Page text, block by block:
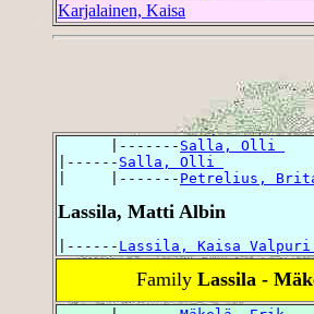
Karjalainen, Kaisa
      |-------
Salla, Olli
|------ Salla, Olli
|     |------- Petrelius,
Lassila, Matti Albin
|------ Lassila, Kaisa Valpuri
Family Lassila -